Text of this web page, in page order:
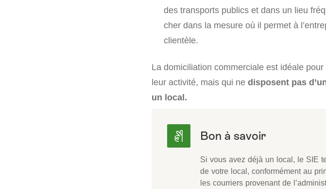
des transports publics et dans un lieu
cher dans la mesure où il permet à
clientèle.
La domiciliation commerciale est idéale
leur activité, mais qui ne disposent pas
un local.
Si vous avez déjà un local, le SIE
de votre local, conformément au
les courriers provenant de